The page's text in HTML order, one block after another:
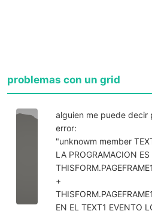
problemas con un grid
alguien me puede decir
error:
"unknowm member
LA PROGRAMACION ES
+
EN EL TEXT1 EVENTO